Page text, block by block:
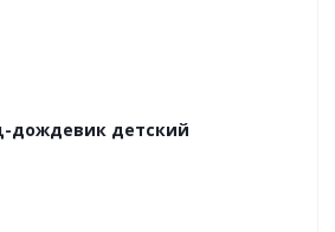
дождевик детский